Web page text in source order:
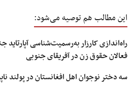
این مطالب هم توصیه می‌شود:
راه‌اندازی کارزار به‌رسمیت‌شناسی
فعالان حقوق زن در آفریقای جنوبی
سه دختر نوجوان اهل افغانستان در پولند